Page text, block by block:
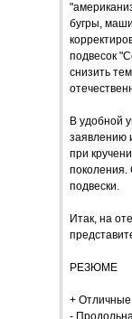
бугры,
подвесок
снизить
В удобной
заявлению
при
поколения.
подвески.
Итак, на
РЕЗЮМЕ
+ Отличные